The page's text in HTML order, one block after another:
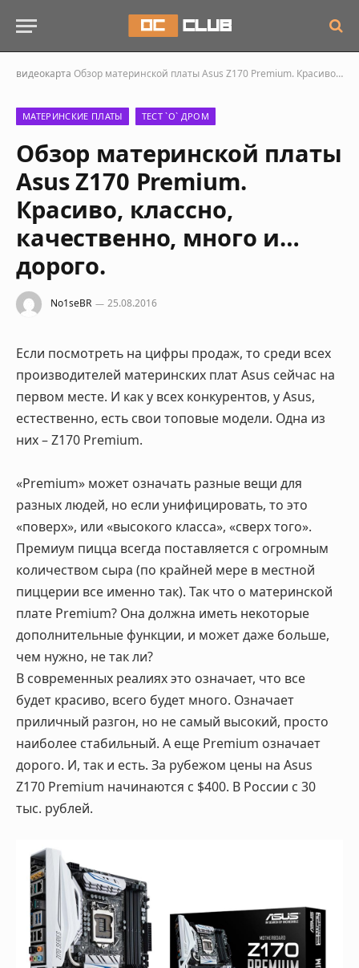
видеокарта Обзор материнской платы Asus Z170 Premium. Красиво, классно, качественно, много и… дорого.
МАТЕРИНСКИЕ ПЛАТЫ ТЕСТ `О` ДРОМ
Обзор материнской платы
Asus Z170 Premium.
Красиво, классно,
качественно, много и…
дорого.
No1seBR 25.08.2016
Если посмотреть на цифры продаж, то среди всех
производителей материнских плат Asus сейчас на
первом месте. И как у всех конкурентов, у Asus,
естественно, есть свои топовые модели. Одна из
них – Z170 Premium.
«Premium» может означать разные вещи для
разных людей, но если унифицировать, то это
«поверх», или «высокого класса», «сверх того».
Премиум пицца всегда поставляется с огромным
количеством сыра (по крайней мере в местной
пиццерии все именно так). Так что о материнской
плате Premium? Она должна иметь некоторые
дополнительные функции, и может даже больше,
чем нужно, не так ли?
В современных реалиях это означает, что все
будет красиво, всего будет много. Означает
приличный разгон, но не самый высокий, просто
наиболее стабильный. А еще Premium означает
дорого. И, так и есть. За рубежом цены на Asus
Z170 Premium начинаются с $400. В России с 30
тыс. рублей.